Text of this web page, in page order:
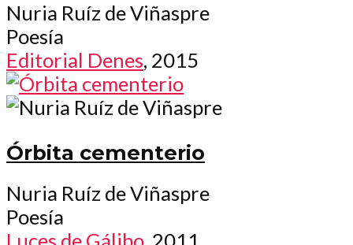
Nuria Ruíz de Viñaspre
Poesía
Editorial Denes, 2015
Órbita cementerio
Nuria Ruíz de Viñaspre
Poesía
Luces de Gálibo , 2011